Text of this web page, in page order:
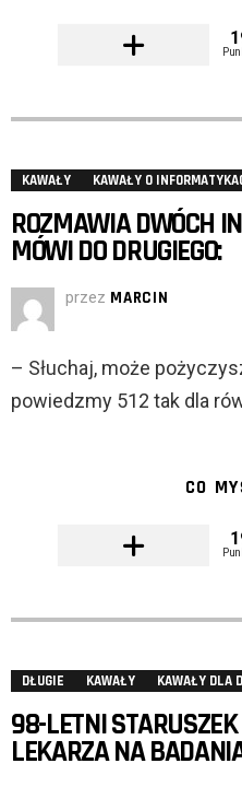
KAWAŁY KAWAŁY O
ROZMAWIA DWÓCH
MÓWI DO DRUGIEGO:
przez MARCIN
– Słuchaj, może
powiedzmy 512 tak dla
CO
DŁUGIE KAWAŁY KAWAŁY DLA
98-LETNI STARUSZEK
LEKARZA NA